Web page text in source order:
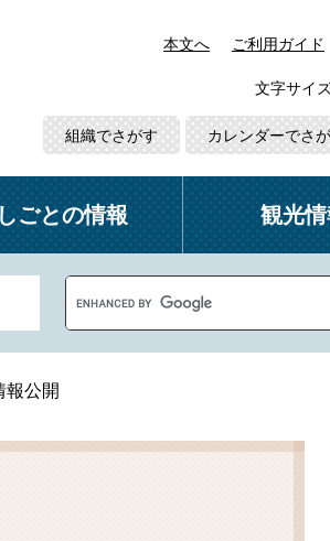
本文へ ご利用ガイド
文字サイ
組織でさがす カレンダーでさ
しごとの情報 観光
o
g
ス
報公開